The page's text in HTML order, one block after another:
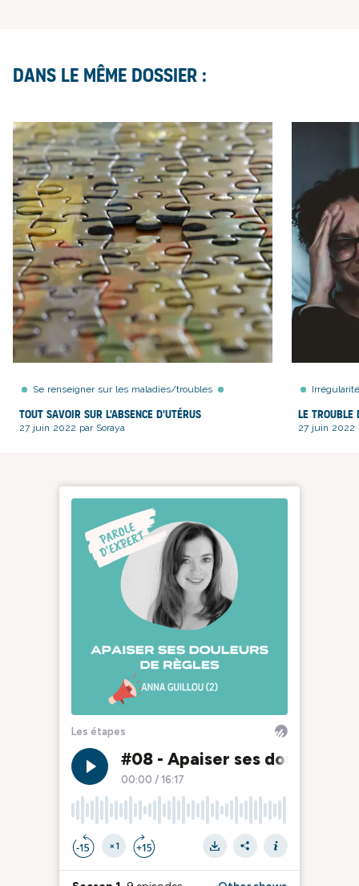
Dans le même dossier :
Se renseigner sur les maladies/troubles
Tout savoir sur l'absence d'utérus
27 juin 2022 par Soraya
Le trouble
27 juin 2022